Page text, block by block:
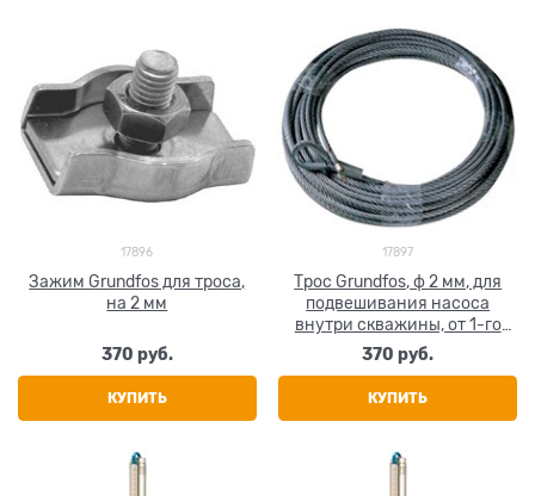
17896
Зажим Grundfos для троса,
на 2 мм
370 руб.
КУПИТЬ
17897
Трос Grundfos, ф 2 мм, для
подвешивания насоса
внутри скважины, от 1-го
метра
370 руб.
КУПИТЬ